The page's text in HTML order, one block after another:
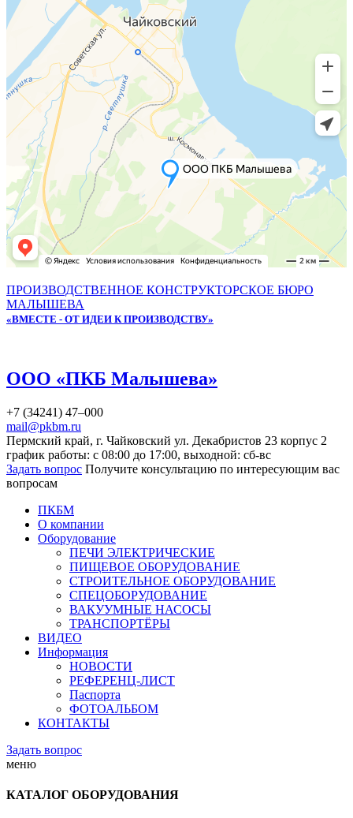
ПРОИЗВОДСТВЕННОЕ КОНСТРУКТОРСКОЕ БЮРО
МАЛЫШЕВА
«ВМЕСТЕ - ОТ ИДЕИ К ПРОИЗВОДСТВУ»
ООО «ПКБ Малышева»
+7 (34241) 47–000
mail@pkbm.ru
Пермский край, г. Чайковский ул. Декабристов 23 корпус 2
график работы: с 08:00 до 17:00, выходной: сб-вс
Задать вопрос Получите консультацию по интересующим вас
вопросам
ПКБМ
О компании
Оборудование
ПЕЧИ ЭЛЕКТРИЧЕСКИЕ
ПИЩЕВОЕ ОБОРУДОВАНИЕ
СТРОИТЕЛЬНОЕ ОБОРУДОВАНИЕ
СПЕЦОБОРУДОВАНИЕ
ВАКУУМНЫЕ НАСОСЫ
ТРАНСПОРТЁРЫ
ВИДЕО
Информация
НОВОСТИ
РЕФЕРЕНЦ-ЛИСТ
Паспорта
ФОТОАЛЬБОМ
КОНТАКТЫ
Задать вопрос
меню
КАТАЛОГ ОБОРУДОВАНИЯ